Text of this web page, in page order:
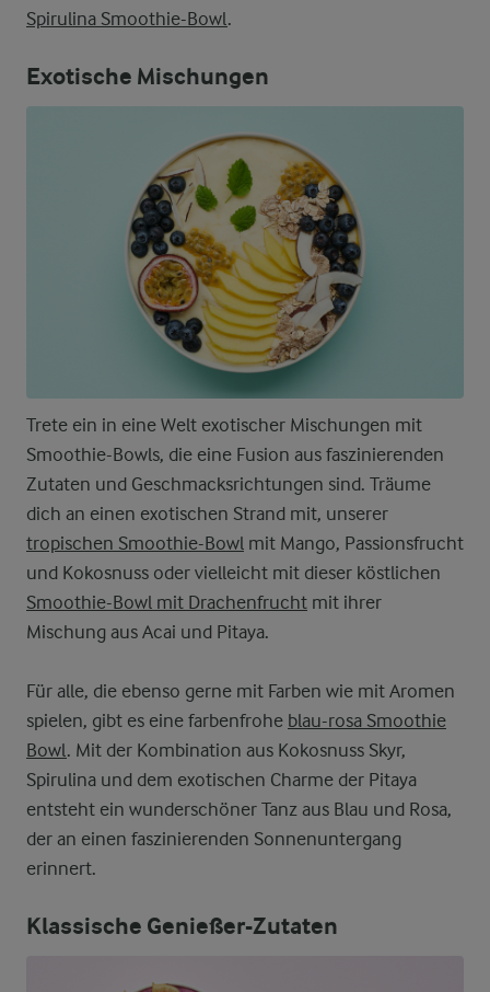
Spirulina Smoothie-Bowl.
Exotische Mischungen
Trete ein in eine Welt exotischer Mischungen mit
Smoothie-Bowls, die eine Fusion aus faszinierenden
Zutaten und Geschmacksrichtungen sind. Träume
dich an einen exotischen Strand mit, unserer
tropischen Smoothie-Bowl mit Mango, Passionsfrucht
und Kokosnuss oder vielleicht mit dieser köstlichen
Smoothie-Bowl mit Drachenfrucht mit ihrer
Mischung aus Acai und Pitaya.
Für alle, die ebenso gerne mit Farben wie mit Aromen
spielen, gibt es eine farbenfrohe blau-rosa Smoothie
Bowl. Mit der Kombination aus Kokosnuss Skyr,
Spirulina und dem exotischen Charme der Pitaya
entsteht ein wunderschöner Tanz aus Blau und Rosa,
der an einen faszinierenden Sonnenuntergang
erinnert.
Klassische Genießer-Zutaten